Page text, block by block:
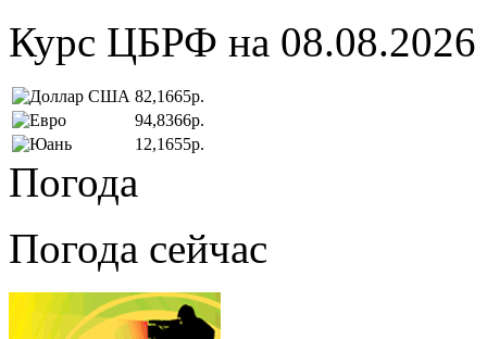
Курс ЦБРФ на 08.08.2026
82,1665р.
94,8366р.
12,1655р.
Погода
Погода сейчас